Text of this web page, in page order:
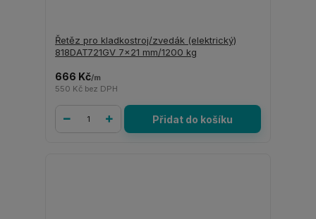
Řetěz pro kladkostroj/zvedák (elektrický)
818DAT721GV 7x21 mm/1200 kg
666 Kč/m
550 Kč bez DPH
Přidat do košíku